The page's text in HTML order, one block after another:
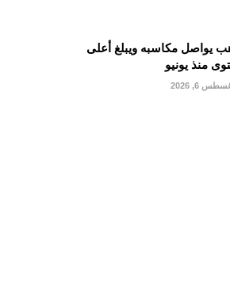
يواصل مكاسبه ويبلغ أعلى
منذ يونيو
6, 2026